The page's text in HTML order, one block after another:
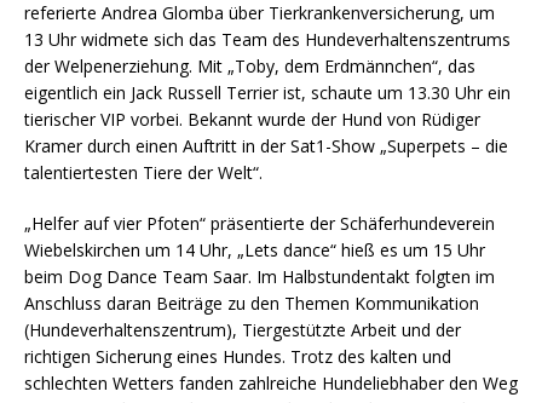
referierte Andrea Glomba überTierkrankenversicherung, um
13 Uhr widmete sich das Team des Hundeverhaltenszentrums
derWelpenerziehung. Mit „Toby, dem Erdmännchen“, das
eigentlich ein Jack Russell Terrier ist, schaute um 13.30 Uhr ein
tierischer VIP vorbei. Bekannt wurde der Hund von Rudiger
Kramer durch einen Auftritt in derSat1-Show „Superpets – die
talentiertesten Tiere der Welt“.
„Helfer auf vier Pfoten“ präsentierte derSchäferhundeverein
Wiebelskirchen um 14 Uhr, „Lets dance“ hieß es um 15 Uhr
beim DogDance Team Saar. Im Halbstundentakt folgten im
Anschluss daran Beiträge zu den Themen Kommunikation
(Hundeverhaltenszentrum), Tiergestutzte Arbeit und der
richtigen Sicherung eines Hundes. Trotz des kalten und
schlechten Wetters fanden zahlreiche Hundeliebhaber den Weg